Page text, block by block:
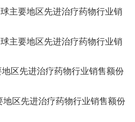
主要地区先进治疗药物行业销
主要地区先进治疗药物行业销
区先进治疗药物行业销售额份
区先进治疗药物行业销售额份